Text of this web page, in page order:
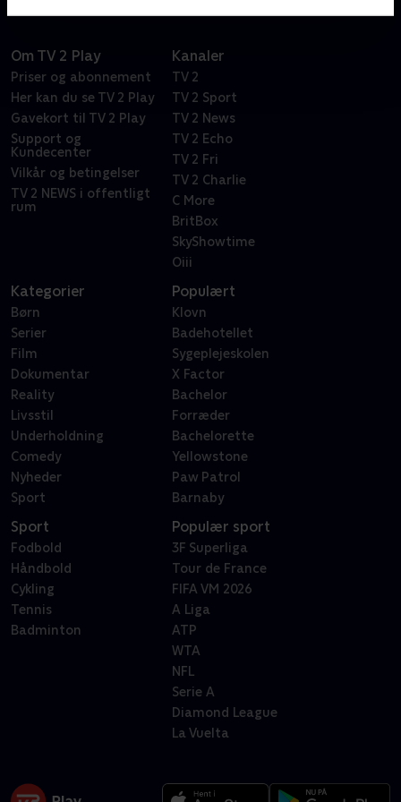
Om TV 2 Play
Priser og abonnement
Her kan du se TV 2 Play
Gavekort til TV 2 Play
Support og
Kundecenter
Vilkår og betingelser
TV 2 NEWS i offentligt
rum
Kanaler
TV 2
TV 2 Sport
TV 2 News
TV 2 Echo
TV 2 Fri
TV 2 Charlie
C More
BritBox
SkyShowtime
Oiii
Kategorier
Børn
Serier
Film
Dokumentar
Reality
Livsstil
Underholdning
Comedy
Nyheder
Sport
Populært
Klovn
Badehotellet
Sygeplejeskolen
X Factor
Bachelor
Forræder
Bachelorette
Yellowstone
Paw Patrol
Barnaby
Sport
Fodbold
Håndbold
Cykling
Tennis
Badminton
Populær sport
3F Superliga
Tour de France
FIFA VM 2026
A Liga
ATP
WTA
NFL
Serie A
Diamond League
La Vuelta